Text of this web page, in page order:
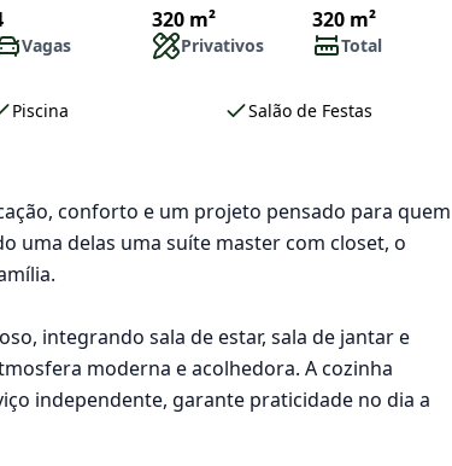
Vagas
320 m²
Privativos
320 m²
Total
Piscina
Salão de Festas
conforto e um projeto pensado para quem
uma delas uma suíte master com closet, o
integrando sala de estar, sala de jantar e
moderna e acolhedora. A cozinha
independente, garante praticidade no dia a